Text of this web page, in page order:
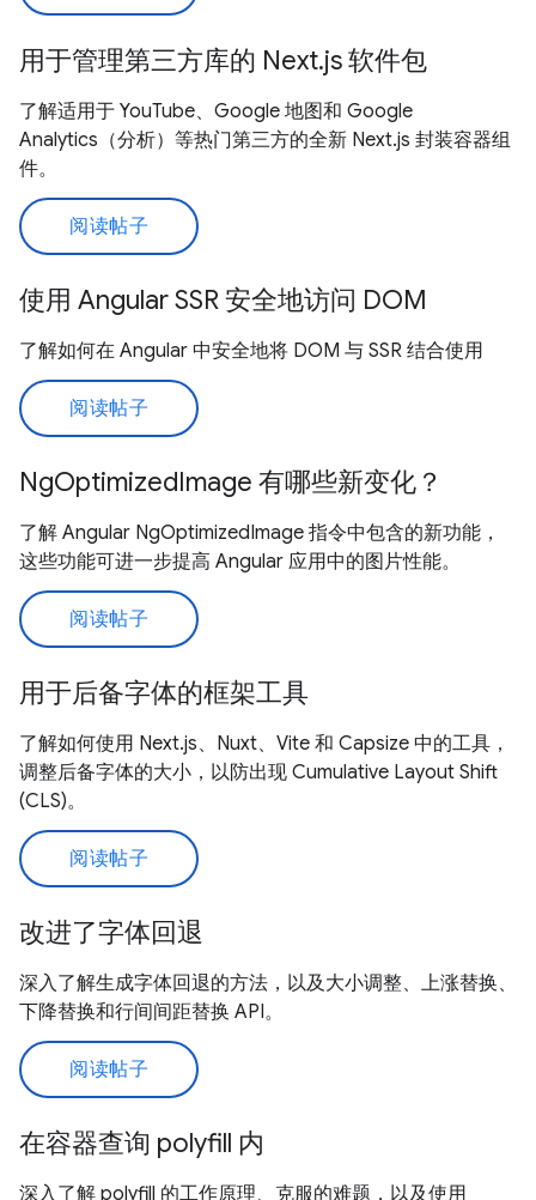
用于管理第三方库的 Next.js 软件包
了解适用于 YouTube、Google 地图和 Google
Analytics（分析）等热门第三方的全新 Next.js 封装容器组
件。
阅读帖子
使用 Angular SSR 安全地访问 DOM
了解如何在 Angular 中安全地将 DOM 与 SSR 结合使用
阅读帖子
NgOptimizedImage 有哪些新变化？
了解 Angular NgOptimizedImage 指令中包含的新功能，
这些功能可进一步提高 Angular 应用中的图片性能。
阅读帖子
用于后备字体的框架工具
了解如何使用 Next.js、Nuxt、Vite 和 Capsize 中的工具，
调整后备字体的大小，以防出现 Cumulative Layout Shift
(CLS)。
阅读帖子
改进了字体回退
深入了解生成字体回退的方法，以及大小调整、上涨替换、
下降替换和行间间距替换 API。
阅读帖子
在容器查询 polyfill 内
深入了解 polyfill 的工作原理、克服的难题，以及使用